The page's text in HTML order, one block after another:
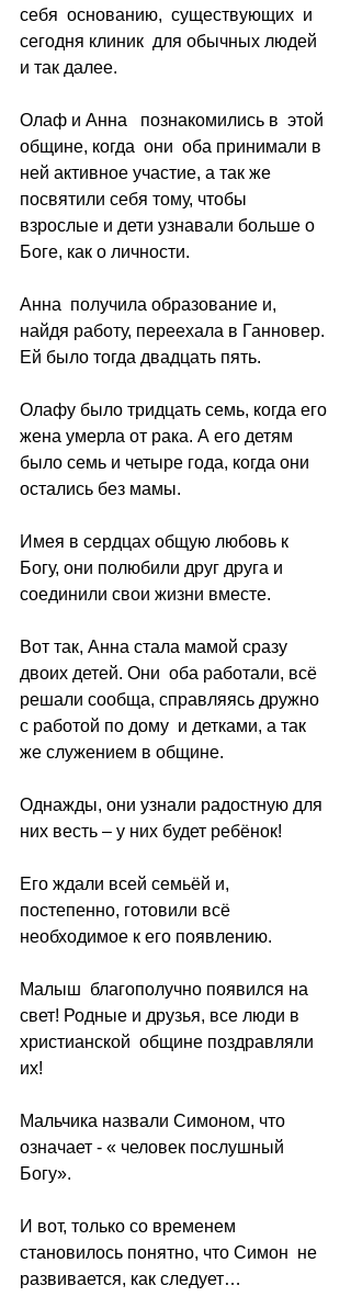
себя  основанию,  существующих  и
сегодня клиник  для обычных людей
и так далее.
Олаф и Анна   познакомились в  этой
общине, когда  они  оба принимали в
ней активное участие, а так же
посвятили себя тому, чтобы
взрослые и дети узнавали больше о
Боге, как о личности.
Анна  получила образование и,
найдя работу, переехала в Ганновер.
Ей было тогда двадцать пять.
Олафу было тридцать семь, когда его
жена умерла от рака. А его детям
было семь и четыре года, когда они
остались без мамы.
Имея в сердцах общую любовь к
Богу, они полюбили друг друга и
соединили свои жизни вместе.
Вот так, Анна стала мамой сразу
двоих детей. Они  оба работали, всё
решали сообща, справляясь дружно
с работой по дому  и детками, а так
же служением в общине.
Однажды, они узнали радостную для
них весть – у них будет ребёнок!
Его ждали всей семьёй и,
постепенно, готовили всё
необходимое к его появлению.
Малыш  благополучно появился на
свет! Родные и друзья, все люди в
христианской  общине поздравляли
их!
Мальчика назвали Симоном, что
означает - « человек послушный
Богу».
И вот, только со временем
становилось понятно, что Симон  не
развивается, как следует…